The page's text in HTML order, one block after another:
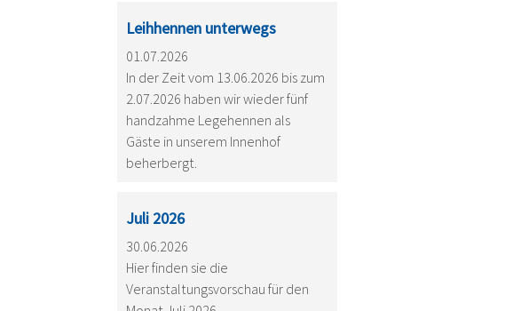
Leihhennen unterwegs
01.07.2026
In der Zeit vom 13.06.2026 bis zum
2.07.2026 haben wir wieder fünf
handzahme Legehennen als
Gäste in unserem Innenhof
beherbergt.
Juli 2026
30.06.2026
Hier finden sie die
Veranstaltungsvorschau für den